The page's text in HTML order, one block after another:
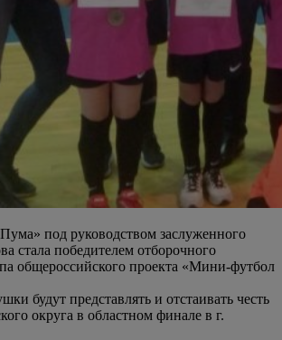
под руководством заслуженного
стала победителем отборочного
общероссийского проекта «Мини-футбол
будут представлять и отстаивать честь
округа в областном финале в г.